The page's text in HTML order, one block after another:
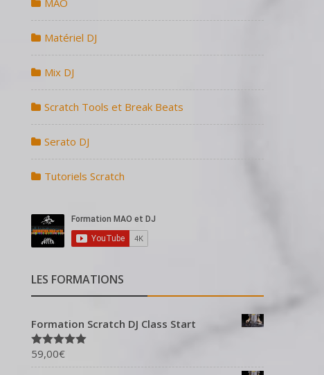
MAO
Matériel DJ
Mix DJ
Scratch Tools et Break Beats
Serato DJ
Tutoriels Scratch
LES FORMATIONS
Formation Scratch DJ Class Start
Note5.00
sur 5
59,00€